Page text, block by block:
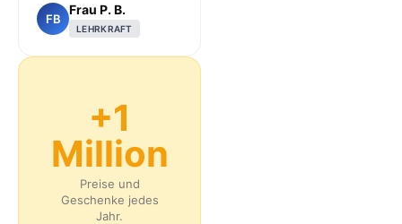
FB
Frau P. B.
LEHRKRAFT
+1
Million
Preise und
Geschenke jedes
Jahr.